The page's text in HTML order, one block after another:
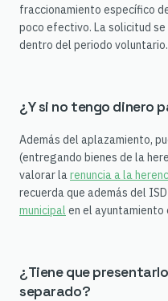
fraccionamiento específico
poco efectivo. La solicitud
dentro del periodo voluntario.
¿Y si no tengo dinero
Además del aplazamiento,
(entregando bienes de la
valorar larenuncia a la
recuerda que además del
municipal en el ayuntamiento
¿Tiene que
separado?